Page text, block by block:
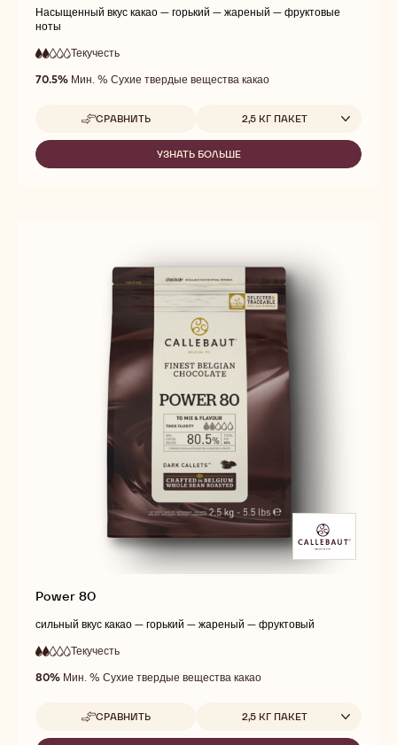
Насыщенный вкус какао — горький — жареный — фруктовые
ноты
2
out
Текучесть
текучесть
70.5% Мин. % Сухие твердые вещества какао
СРАВНИТЬ
-
70-
38
Доступные размеры
2,5 КГ ПАКЕТ
УЗНАТЬ БОЛЬШЕ
-
Power 80
сильный вкус какао — горький — жареный — фруктовый
2
out
Текучесть
текучесть
80% Мин. % Сухие твердые вещества какао
СРАВНИТЬ
-
POWER
Доступные размеры
2,5 КГ ПАКЕТ